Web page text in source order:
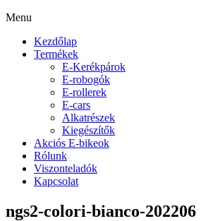
Menu
Kezdőlap
Termékek
E-Kerékpárok
E-robogók
E-rollerek
E-cars
Alkatrészek
Kiegészítők
Akciós E-bikeok
Rólunk
Viszonteladók
Kapcsolat
ngs2-colori-bianco-202206